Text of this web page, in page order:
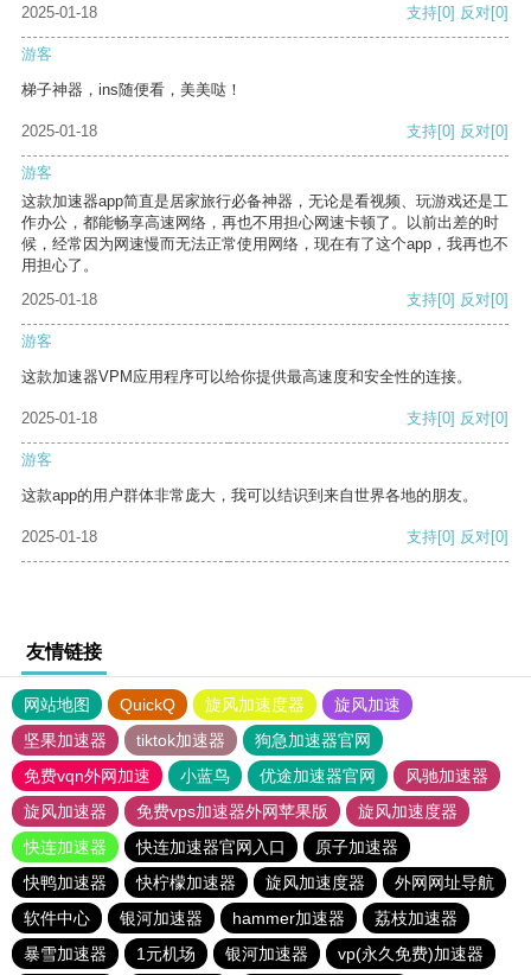
2025-01-18
支持[0] 反对[0]
游客
梯子神器，ins随便看，美美哒！
2025-01-18 支持[0] 反对[0]
游客
这款加速器app简直是居家旅行必备神器，无论是看视频、玩游戏还是工
作办公，都能畅享高速网络，再也不用担心网速卡顿了。以前出差的时
候，经常因为网速慢而无法正常使用网络，现在有了这个app，我再也不
用担心了。
2025-01-18
支持[0] 反对[0]
游客
这款加速器VPM应用程序可以给你提供最高速度和安全性的连接。
2025-01-18 支持[0] 反对[0]
游客
这款app的用户群体非常庞大，我可以结识到来自世界各地的朋友。
2025-01-18 支持[0] 反对[0]
友情链接
网站地图 QuickQ 旋风加速度器
旋风加速
坚果加速器
tiktok加速器
狗急加速器官网
免费vqn外网加速
小蓝鸟 优途加速器官网
风驰加速器
旋风加速器
免费vps加速器外网苹果版
旋风加速度器
快连加速器
快连加速器官网入口
原子加速器
快鸭加速器
快柠檬加速器 旋风加速度器
外网网址导航
软件中心
银河加速器 hammer加速器
荔枝加速器
暴雪加速器
1元机场 银河加速器 vp(永久免费)加速器